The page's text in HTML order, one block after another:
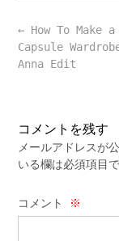
Post
navigation
← How To Make a
Capsule
Anna Edit
コメントを残す
メールアドレスが
いる欄は必須項目
コメント ※